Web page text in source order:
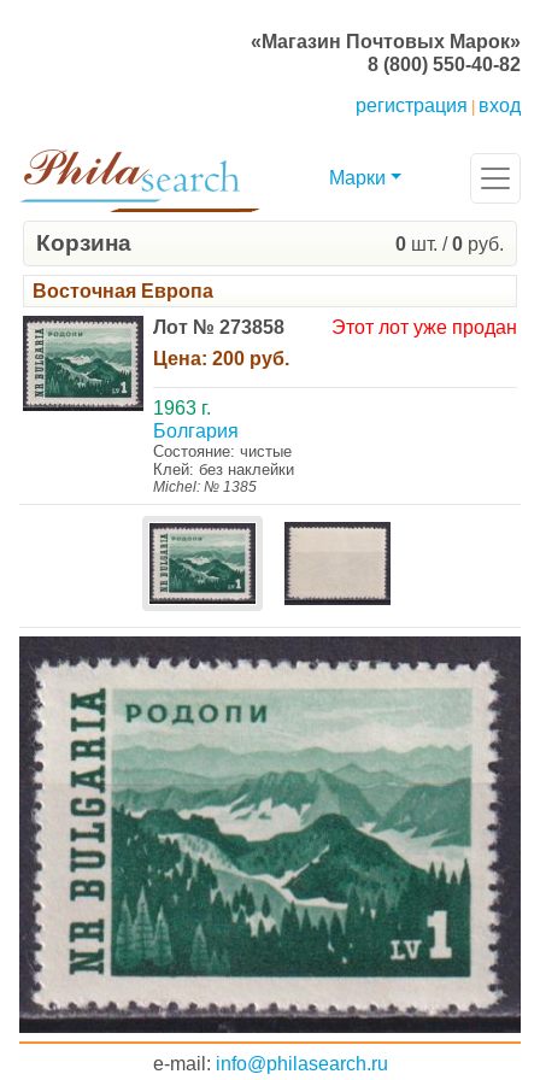
«Магазин Почтовых Марок»
8 (800) 550-40-82
регистрация
вход
Марки
Корзина 0 шт. /0 руб.
Восточная Европа
Лот № 273858
Цена: 200 руб.
Этот лот уже продан
1963 г.
Болгария
Состояние: чистые
Клей: без наклейки
Michel: № 1385
e-mail: info@philasearch.ru